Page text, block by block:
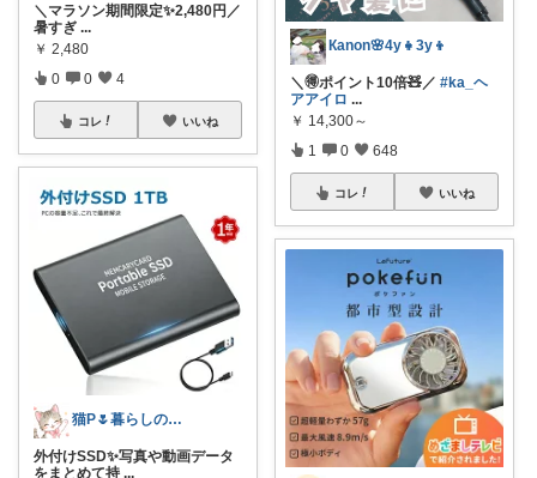
＼マラソン期間限定✨2,480円／
暑すぎ ...
￥ 2,480
0 0 4
コレ いいね
猫P🌷暮らしの中で見つけたお気に入り
外付けSSD✨写真や動画データ
をまとめて持 ...
Кanon🌸4y👧3y👦
＼🉐ポイント10倍🧸／ #ka_ヘ
アアイロ ...
￥ 14,300～
1 0 648
コレ いいね